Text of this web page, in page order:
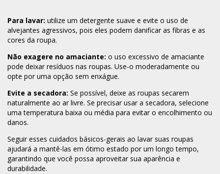
Para lavar: utilize um detergente suave e evite o uso de
alvejantes agressivos, pois eles podem danificar as fibras e as
cores da roupa.
Não exagere no amaciante: o uso excessivo de amaciante
pode deixar resíduos nas roupas. Use-o moderadamente ou
opte por uma opção sem enxágue.
Evite a secadora: Se possível, deixe as roupas secarem
naturalmente ao ar livre. Se precisar usar a secadora, selecione
uma temperatura baixa ou média para evitar o encolhimento ou
danos.
Seguir esses cuidados básicos-gerais ao lavar suas roupas
ajudará a mantê-las em ótimo estado por um longo tempo,
garantindo que você possa aproveitar sua aparência e
durabilidade.